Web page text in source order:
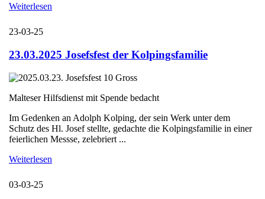
Weiterlesen
23-03-25
23.03.2025 Josefsfest der Kolpingsfamilie
Malteser Hilfsdienst mit Spende bedacht
Im Gedenken an Adolph Kolping, der sein Werk unter dem
Schutz des Hl. Josef stellte, gedachte die Kolpingsfamilie in einer
feierlichen Messse, zelebriert ...
Weiterlesen
03-03-25